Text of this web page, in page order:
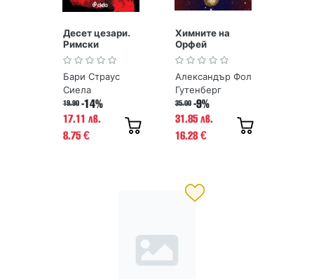
Десет цезари.
Римски
императори от
Август до
Константин
Бари Страус
Сиела
19.90 -14%
17.11 лв.
8.75 €
Химните на
Орфей
Александър Фол
Гутенберг
35.00 -9%
31.85 лв.
16.28€